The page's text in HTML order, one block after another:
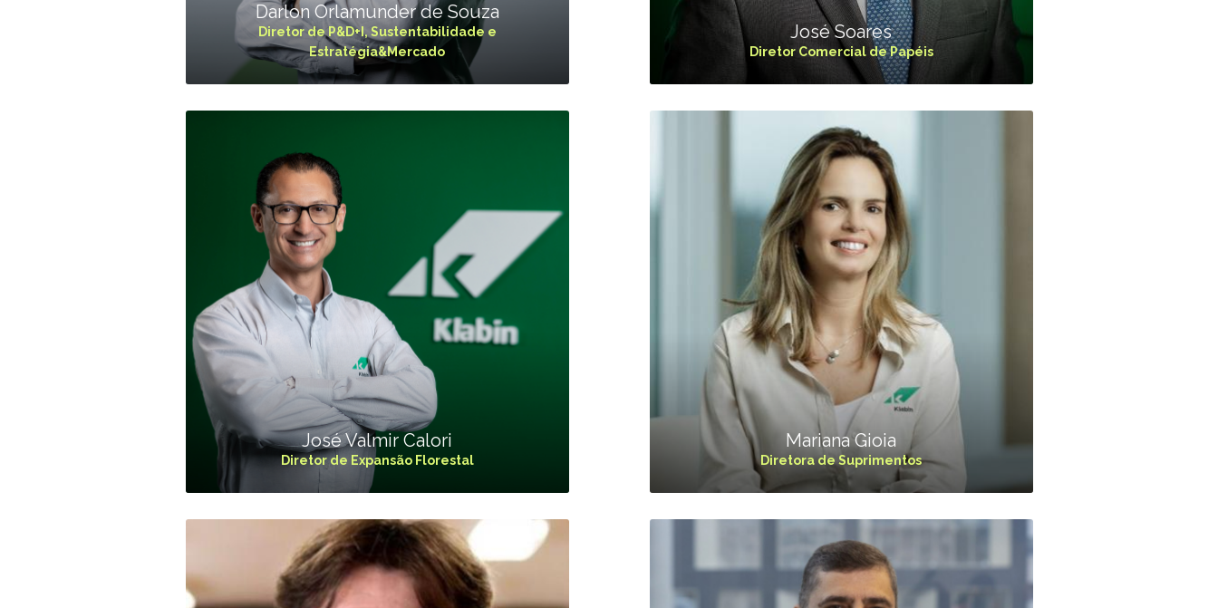
Darlon Orlamunder de Souza
Diretor de P&D+I, Sustentabilidade e
Estratégia&Mercado
José Soares
Diretor Comercial de Papéis
José Valmir Calori
Diretor de Expansão Florestal
Mariana Gioia
Diretora de Suprimentos